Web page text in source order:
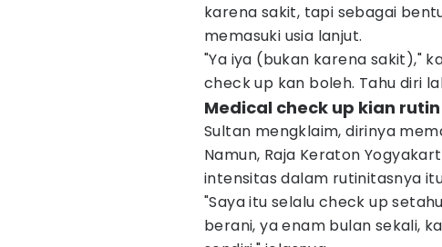
karena sakit, tapi sebagai
memasuki usia lanjut.
"Ya iya (bukan karena sakit),"
check up kan boleh. Tahu diri
Medical check up kian rutin
Sultan mengklaim, dirinya
Namun, Raja Keraton
intensitas dalam rutinitasnya
"Saya itu selalu check up
berani, ya enam bulan sekali,